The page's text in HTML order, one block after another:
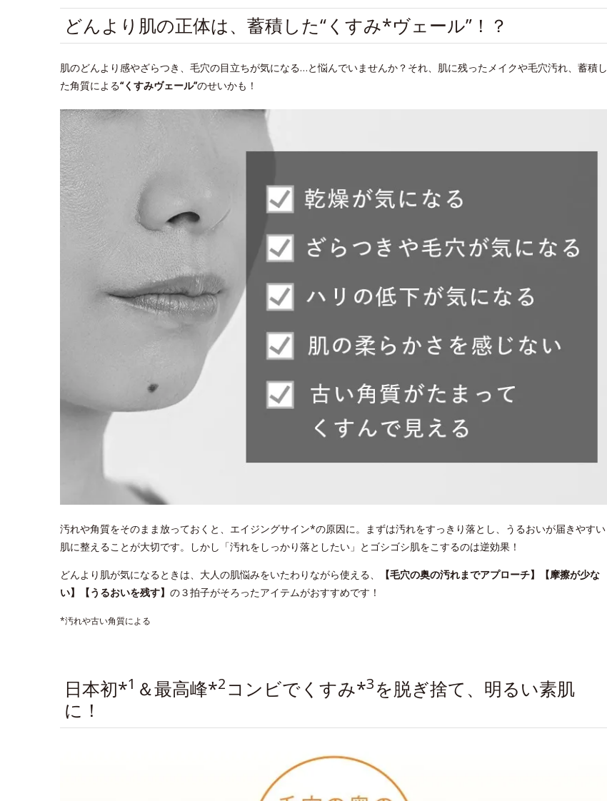
どんより肌の正体は、蓄積した“くすみ*ヴェール”！？
肌のどんより感やざらつき、毛穴の目立ちが気になる…と悩んでいませんか？それ、肌に残ったメイクや毛穴汚れ、蓄積し
た角質による“くすみヴェール”のせいかも！
汚れや角質をそのまま放っておくと、エイジングサイン*の原因に。まずは汚れをすっきり落とし、うるおいが届きやすい
肌に整えることが大切です。しかし「汚れをしっかり落としたい」とゴシゴシ肌をこするのは逆効果！
どんより肌が気になるときは、大人の肌悩みをいたわりながら使える、
【毛穴の奥の汚れまでアプローチ】【摩擦が少な
い】【うるおいを残す】 の３拍子がそろったアイテムがおすすめです！
*汚れや古い角質による
日本初*1 ＆最高峰*2コンビでくすみ*3を脱ぎ捨て、明るい素肌
に！